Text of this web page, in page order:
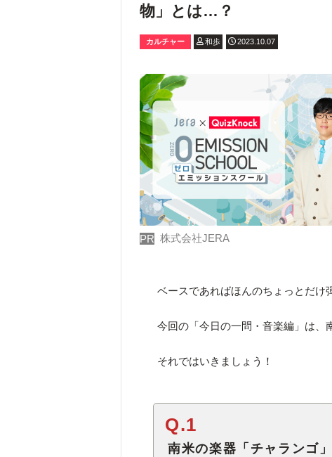
物」とは…？
カルチャー 和歩 2023.10.07
PR 株式会社JERA
ベースであればほんのちょっとだけ
今回の「今日の一問・音楽編」は、
それではいきましょう！
Q.1
南米の楽器「チャランゴ